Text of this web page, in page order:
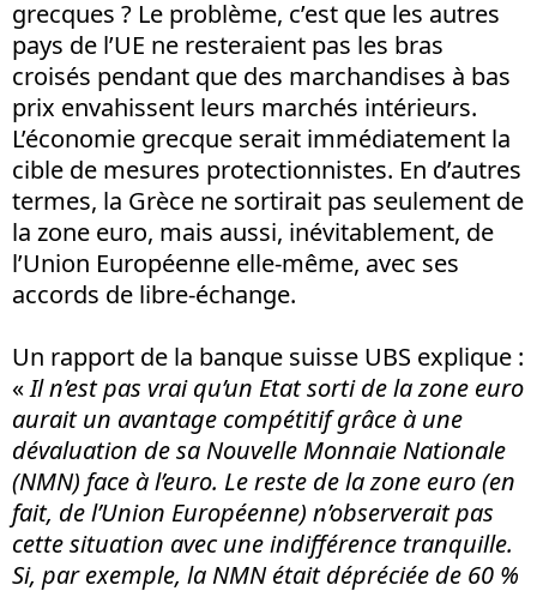
grecques ? Le problème, c’est que les autres
pays de l’UE ne resteraient pas les bras
croisés pendant que des marchandises à bas
prix envahissent leurs marchés intérieurs.
L’économie grecque serait immédiatement la
cible de mesures protectionnistes. En d’autres
termes, la Grèce ne sortirait pas seulement de
la zone euro, mais aussi, inévitablement, de
l’Union Européenne elle-même, avec ses
accords de libre-échange.
Un rapport de la banque suisse UBS explique :
«Il n’est pas vrai qu’un Etat sorti de la zone euro
aurait un avantage compétitif grâce à une
dévaluation de sa Nouvelle Monnaie Nationale
(NMN) face à l’euro. Le reste de la zone euro (en
fait, de l’Union Européenne) n’observerait pas
cette situation avec une indifférence tranquille.
Si, par exemple, la NMN était dépréciée de 60 %